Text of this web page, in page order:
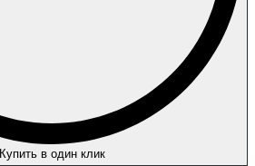
Купить в один клик